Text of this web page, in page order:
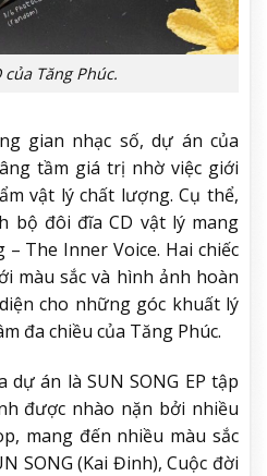
của Tăng Phúc.
gian nhạc số, dự án của
tầm giá trị nhờ việc giới
vật lý chất lượng. Cụ thể,
bộ đôi đĩa CD vật lý mang
The Inner Voice. Hai chiếc
màu sắc và hình ảnh hoàn
cho những góc khuất lý
đa chiều của Tăng Phúc.
dự án là SUN SONG EP tập
được nhào nặn bởi nhiều
mang đến nhiều màu sắc
SONG (Kai Đinh), Cuộc đời